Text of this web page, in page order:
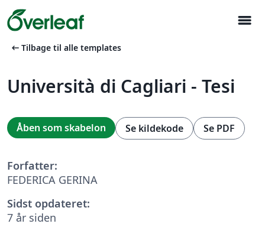
menu
arrow_left_alt Tilbage til alle templates
Università di Cagliari - Tesi
Åben som skabelon Se kildekode Se PDF
Forfatter:
FEDERICA GERINA
Sidst opdateret:
7 år siden